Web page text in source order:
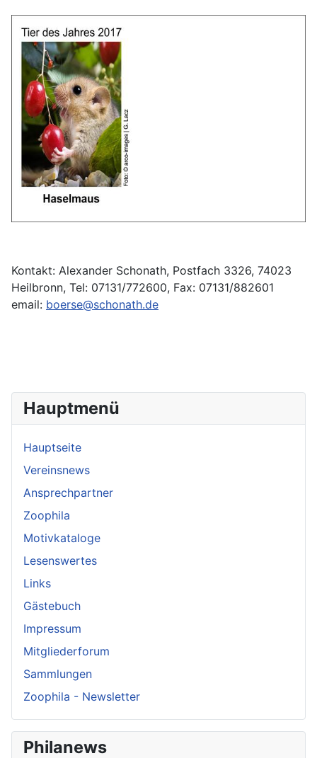
Hauptmenü
Hauptseite
Vereinsnews
Ansprechpartner
Zoophila
Motivkataloge
Lesenswertes
Links
Gästebuch
Impressum
Mitgliederforum
Sammlungen
Zoophila - Newsletter
Philanews
Kontakt: Alexander Schonath, Postfach 3326, 74023
Heilbronn, Tel: 07131/772600, Fax: 07131/882601
email: boerse@schonath.de